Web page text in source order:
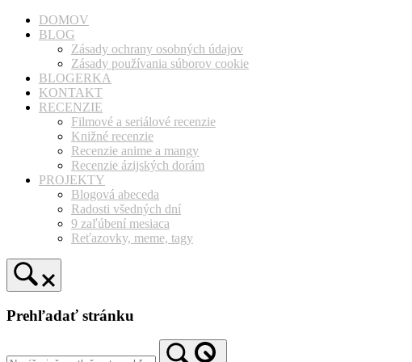
Prejsť
DOMOV
BLOG
Zásady ochrany osobných údajov
Zásady používania súborov cookie
BLOGERKA
KONTAKT
RECENZIE
Filmové a seriálové recenzie
Knižné recenzie
Recenzie anime a mangy
Recenzie ázijských dorám
PROJEKTY
Blogová abeceda
Radosti všedných dní
9 zaľúbení mesiaca
Reťazovky, meme, tagy
Prehľadať stránku